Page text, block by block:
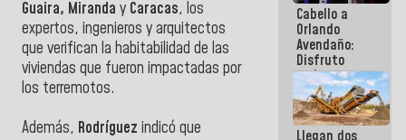
Guaira, Miranda y Caracas, los
expertos, ingenieros y arquitectos
que verifican la habitabilidad de las
viviendas que fueron impactadas por
los terremotos.
Además, Rodríguez indicó que
Cabello a
Orlando
Avendaño:
Disfruto
cada vez
que escribes
porque lo
que haces